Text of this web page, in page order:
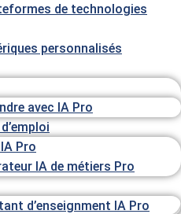
de technologies
personnalisés
avec IA Pro
Pro
IA de métiers Pro
d’enseignment IA Pro